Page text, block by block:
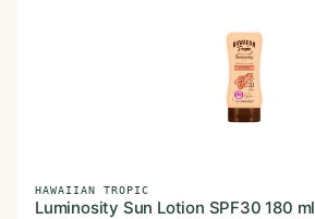
HAWAIIAN TROPIC
Luminosity Sun Lotion SPF30 180 ml